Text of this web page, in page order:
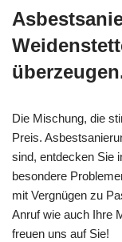
Die Mischung, die
Preis.
sind, entdecken Sie
besondere
mit Vergnügen zu
Anruf wie auch Ihre
freuen uns auf Sie!